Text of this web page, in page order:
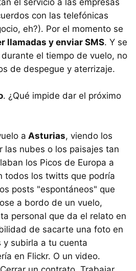
con las telefónicas
eh?). Por el momento se
llamadas y enviar SMS. Y se
el tiempo de vuelo, no
de despegue y aterrizaje.
. ¿Qué impide dar el próximo
a Asturias, viendo los
las nubes o los paisajes tan
los Picos de Europa a
todos los twitts que podría
posts "espontáneos" que
a bordo de un vuelo,
personal que da el relato en
de sacarte una foto en
y subirla a tu cuenta
en Flickr. O un video.